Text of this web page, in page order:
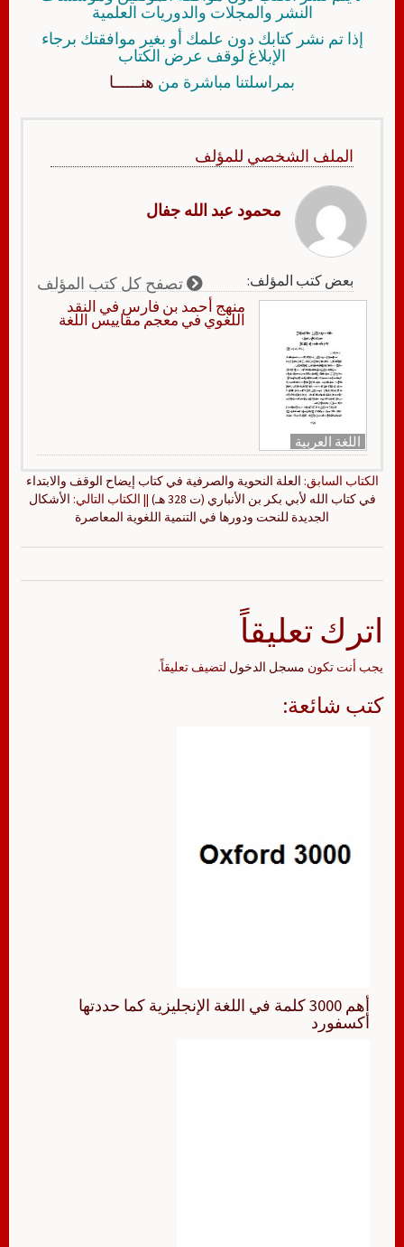
النشر والمجلات والدوريات العلمية
إذا تم نشر كتابك دون علمك أو بغير موافقتك برجاء
الإبلاغ لوقف عرض الكتاب
بمراسلتنا مباشرة من هنــــــا
الملف الشخصي للمؤلف
محمود عبد الله جفال
بعض كتب المؤلف: تصفح كل كتب المؤلف
اللغة العربية
منهج أحمد بن فارس في النقد
اللغوي في معجم مقاييس اللغة
الكتاب السابق: العلة النحوية والصرفية في كتاب إيضاح الوقف والابتداء
في كتاب الله لأبي بكر بن الأنباري (ت 328 هـ)
|| الكتاب التالي: الأشكال
الجديدة للنحت ودورها في التنمية اللغوية المعاصرة
اترك تعليقاً
يجب أنت تكون مسجل الدخول لتضيف تعليقاً.
كتب شائعة:
أهم 3000 كلمة في اللغة الإنجليزية كما حددتها
أكسفورد